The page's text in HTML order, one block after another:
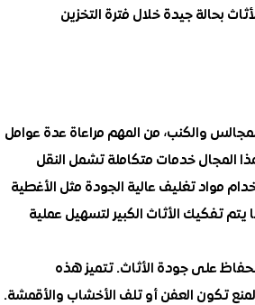
بحالة جيدة خلال فترة التخزين
والكنب، من المهم مراعاة عدة عوامل
المجال خدمات متكاملة تشمل النقل
مواد تغليف عالية الجودة مثل الأغطية
تفكيك الأثاث الكبير لتسهيل عملية
على جودة الأثاث. تتميز هذه
تكون العفن أو تلف الأخشاب والأقمشة.